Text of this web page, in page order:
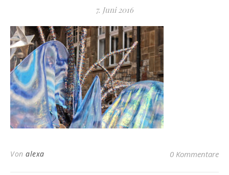
7. Juni 2016
Von alexa 0 Kommentare